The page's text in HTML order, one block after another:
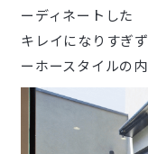
ーディネートした
キレイになりすぎ
ーホースタイルの